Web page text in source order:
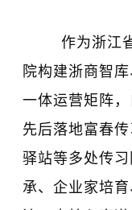
作为浙江省
院构建浙商智
一体运营矩阵，
先后落地富春
驿站等多处传
承、企业家培